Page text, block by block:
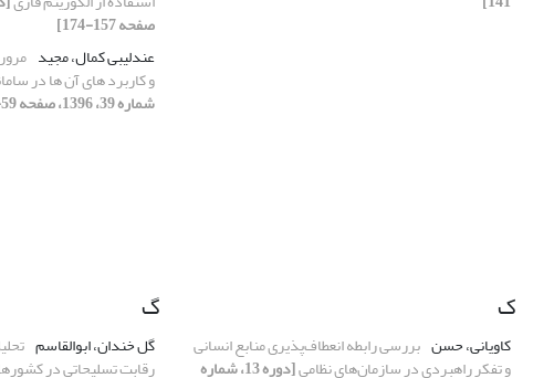
صفحه 157-174]
عندلیبی کمال، مجید
و کاربرد های آن ها در
شماره 39، 1396، صفحه 59-79]
ک
کاویانی، حسن بررسی رابطه انعطاف‌پذیری منابع انسانی
و تفکر راهبردی در سازمان‌های نظامی [دوره 13، شماره
گ
گل خندان، ابوالقاسم
رقابت تسلیحاتی در